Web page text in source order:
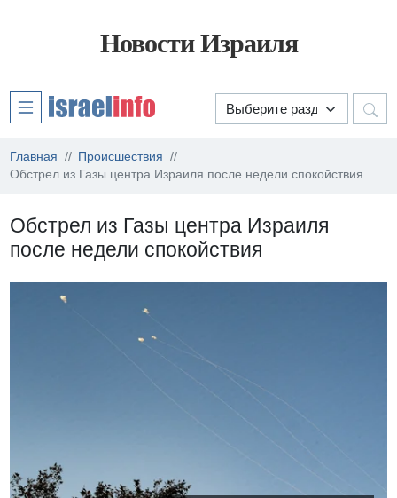
Новости Израиля
Главная
Происшествия
Обстрел из Газы центра Израиля после недели спокойствия
Обстрел из Газы центра Израиля
после недели спокойствия